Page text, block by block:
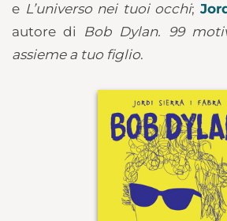
e L’universo nei tuoi occhi;
autore di Bob Dylan. 99
assieme a tuo figlio.